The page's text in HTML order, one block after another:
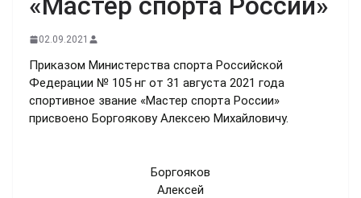
02.09.2021
Приказом Министерства спорта Российской
Федерации № 105 нг от 31 августа 2021 года
спортивное звание «Мастер спорта России»
присвоено Боргоякову Алексею Михайловичу.
Боргояков
Алексей